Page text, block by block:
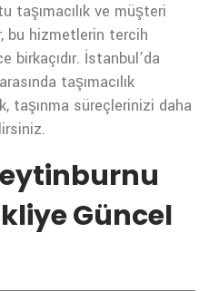
taşımacılık ve müşteri
bu hizmetlerin tercih
birkaçıdır. İstanbul’da
taşımacılık
taşınma süreçlerinizi daha
Güncel